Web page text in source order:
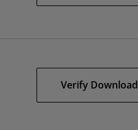
Verify Download